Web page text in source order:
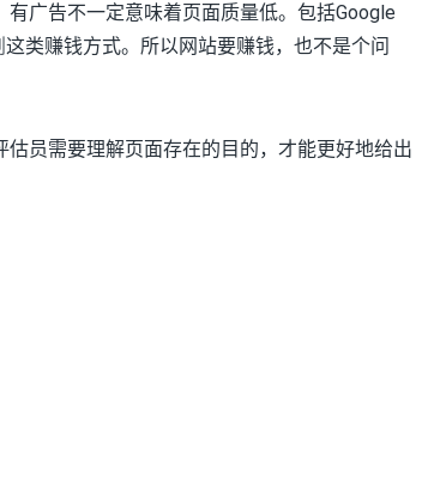
广告不一定意味着页面质量低。包括Google
这类赚钱方式。所以网站要赚钱，也不是个问
员需要理解页面存在的目的，才能更好地给出